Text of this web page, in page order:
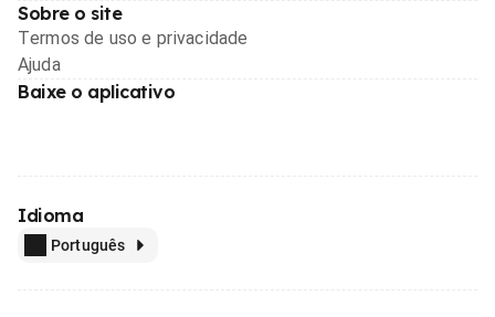
Sobre o site
Termos de uso e privacidade
Ajuda
Baixe o aplicativo
Idioma
Português